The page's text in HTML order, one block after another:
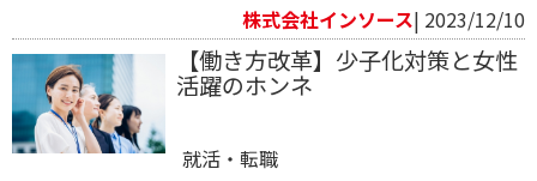
株式会社インソース| 2023/12/10
【働き方改革】少子化対策と女性
活躍のホンネ
就活・転職